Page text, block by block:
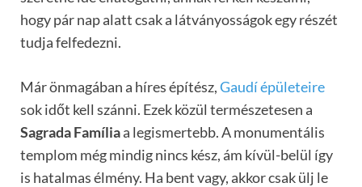
hogy pár nap alatt csak a látványosságok egy részét
tudja felfedezni.
Már önmagában a híres építész,Gaudí épületeire
sok időt kell szánni. Ezek közül természetesen a
Sagrada Famíliaa legismertebb. A monumentális
templom még mindig nincs kész, ám kívül-belül így
is hatalmas élmény. Ha bent vagy, akkor csak ülj le